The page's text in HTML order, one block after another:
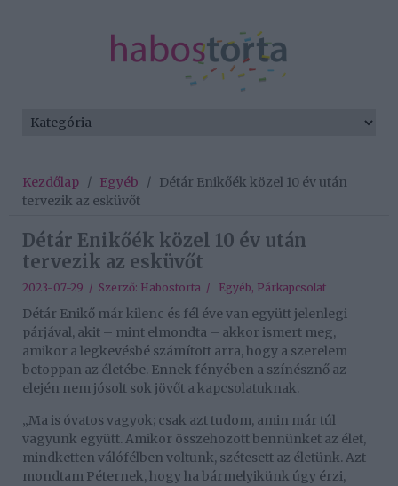
Kezdőlap / Egyéb / Détár Enikőék közel 10 év után
tervezik az esküvőt
Détár Enikőék közel 10 év után
tervezik az esküvőt
2023-07-29 / Szerző: Habostorta / Egyéb, Párkapcsolat
Détár Enikő már kilenc és fél éve van együtt jelenlegi
párjával, akit – mint elmondta – akkor ismert meg,
amikor a legkevésbé számított arra, hogy a szerelem
betoppan az életébe. Ennek fényében a színésznő az
elején nem jósolt sok jövőt a kapcsolatuknak.
„Ma is óvatos vagyok; csak azt tudom, amin már túl
vagyunk együtt. Amikor összehozott bennünket az élet,
mindketten válófélben voltunk, szétesett az életünk. Azt
mondtam Péternek, hogy ha bármelyikünk úgy érzi,